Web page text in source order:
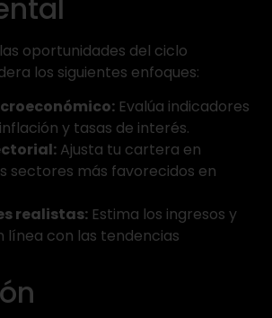
oportunidades del ciclo
los siguientes enfoques:
Evalúa indicadores
y tasas de interés.
Ajusta tu cartera en
sectores más favorecidos en
realistas: Estima los ingresos y
línea con las tendencias